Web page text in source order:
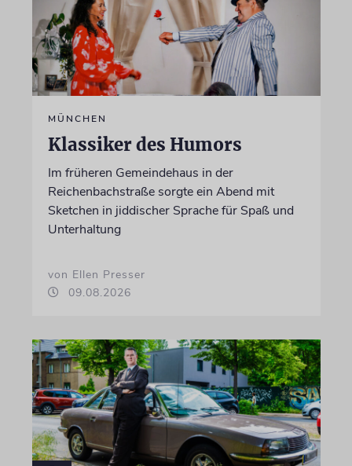
MÜNCHEN
Klassiker des Humors
Im früheren Gemeindehaus in der
Reichenbachstraße sorgte ein Abend mit
Sketchen in jiddischer Sprache für Spaß und
Unterhaltung
von Ellen Presser
09.08.2026